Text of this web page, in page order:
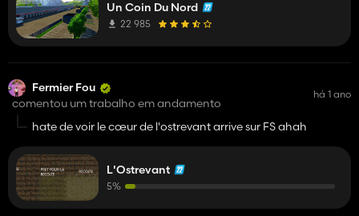
Un Coin Du Nord
22 985
Fermier Fou
comentou um trabalho em andamento
há 1 ano
hate de voir le cœur de l'ostrevant arrive sur FS ahah
L'Ostrevant
5%